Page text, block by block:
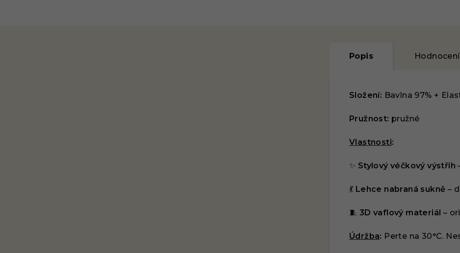
Popis Hodnocení
Složení: Bavlna 97% +
Pružnost: pružné
Vlastnosti:
✨ Stylový véčkový výstřih
💃 Lehce nabraná sukně –
🧵 3D vaflový materiál –
Údržba: Perte na 30°C.